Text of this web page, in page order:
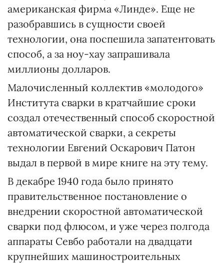
американская фирма «Линде». Еще не
разобравшись в сущности своей
технологии, она поспешила запатентовать
способ, а за ноу-хау запрашивала
миллионы долларов.
Малочисленный коллектив «молодого»
Института сварки в кратчайшие сроки
создал отечественный способ скоростной
автоматической сварки, а секреты
технологии Евгений Оскарович Патон
выдал в первой в мире книге на эту тему.
В декабре 1940 года было принято
правительственное постановление о
внедрении скоростной автоматической
сварки под флюсом, и уже через полгода
аппараты Севбо работали на двадцати
крупнейших машиностроительных